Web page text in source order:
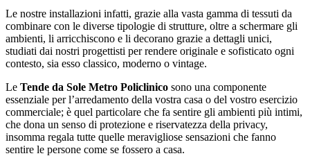
Le nostre installazioni infatti, grazie alla vasta gamma di tessuti da
combinare con le diverse tipologie di strutture, oltre a schermare gli
ambienti, li arricchiscono e li decorano grazie a dettagli unici,
studiati dai nostri progettisti per rendere originale e sofisticato ogni
contesto, sia esso classico, moderno o vintage.
Le Tende da Sole Metro Policlinico sono una componente
essenziale per l’arredamento della vostra casa o del vostro esercizio
commerciale; è quel particolare che fa sentire gli ambienti più intimi,
che dona un senso di protezione e riservatezza della privacy,
insomma regala tutte quelle meravigliose sensazioni che fanno
sentire le persone come se fossero a casa.